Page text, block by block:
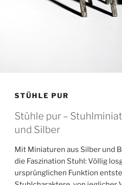
STÜHLE PUR
Stühle pur –
und Silber
Mit Miniaturen aus Silber und
die Faszination Stuhl: Völlig
ursprünglichen Funktion